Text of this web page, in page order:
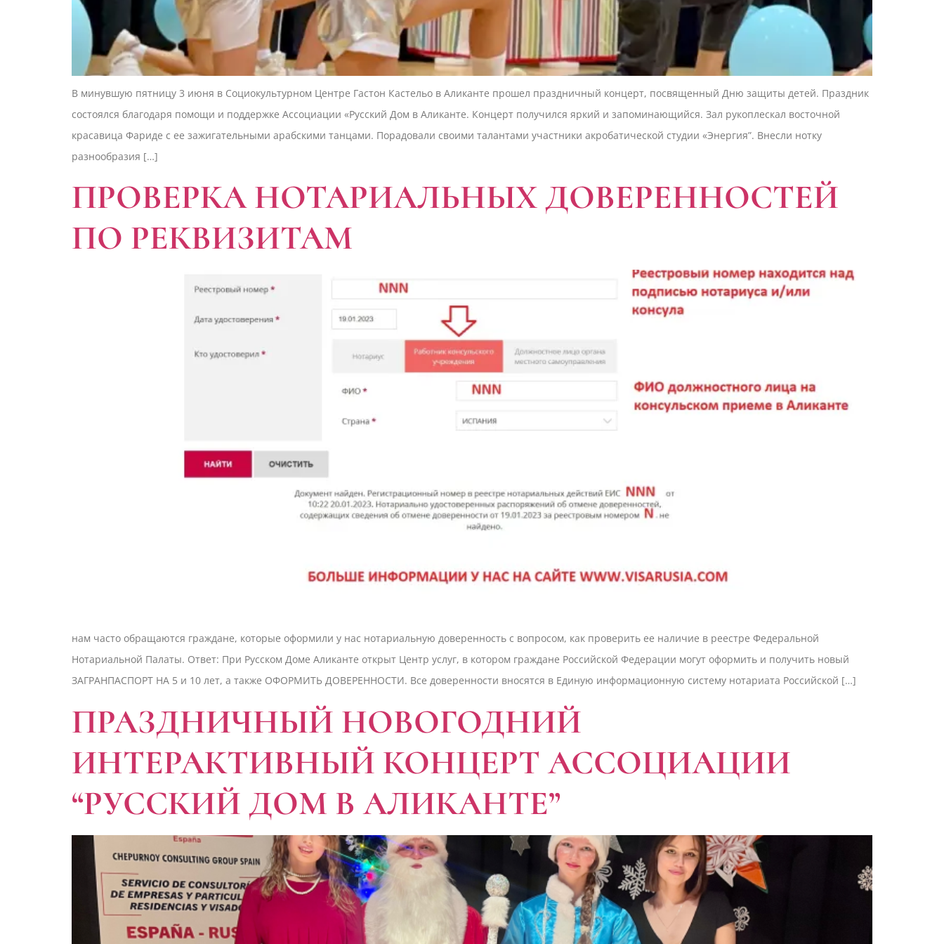
В минувшую пятницу 3 июня в Социокультурном Центре Гастон Кастельо в Аликанте прошел праздничный концерт, посвященный Дню защиты детей. Праздник
состоялся благодаря помощи и поддержке Ассоциации «Русский Дом в Аликанте. Концерт получился яркий и запоминающийся. Зал рукоплескал восточной
красавица Фариде с ее зажигательными арабскими танцами. Порадовали своими талантами участники акробатической студии «Энергия”. Внесли нотку
разнообразия […]
ПРОВЕРКА НОТАРИАЛЬНЫХ ДОВЕРЕННОСТЕЙ
ПО РЕКВИЗИТАМ
нам часто обращаются граждане, которые оформили у нас нотариальную доверенность с вопросом, как проверить ее наличие в реестре Федеральной
Нотариальной Палаты. Ответ: При Русском Доме Аликанте открыт Центр услуг, в котором граждане Российской Федерации могут оформить и получить новый
ЗАГРАНПАСПОРТ НА 5 и 10 лет, а также ОФОРМИТЬ ДОВЕРЕННОСТИ. Все доверенности вносятся в Единую информационную систему нотариата Российской […]
ПРАЗДНИЧНЫЙ НОВОГОДНИЙ
ИНТЕРАКТИВНЫЙ КОНЦЕРТ АССОЦИАЦИИ
“РУССКИЙ ДОМ В АЛИКАНТЕ”